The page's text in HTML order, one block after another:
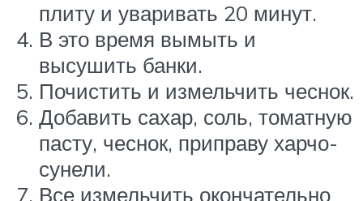
плиту и уваривать 20 минут.
В это время вымыть и
высушить банки.
Почистить и измельчить чеснок.
Добавить сахар, соль, томатную
пасту, чеснок, приправу харчо-
сунели.
Все измельчить окончательно